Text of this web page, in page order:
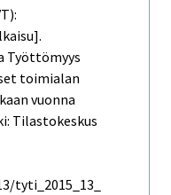
Työttömyys
toimialan
vuonna
Tilastokeskus